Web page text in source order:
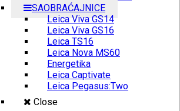
SAOBRAĆAJNICE
Leica Viva GS14
Leica Viva GS16
Leica TS16
Leica Nova MS60
Energetika
Leica Captivate
Leica Pegasus:Two
Close